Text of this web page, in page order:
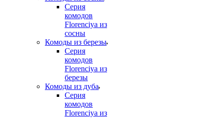
Серия
комодов
Florenciya из
сосны
Комоды из березы
Серия
комодов
Florenciya из
березы
Комоды из дуба
Серия
комодов
Florenciya из